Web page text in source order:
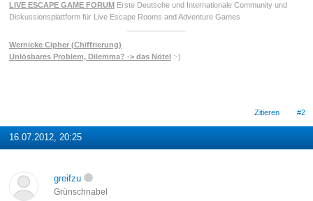
LIVE ESCAPE GAME FORUM Erste Deutsche und Internationale Community und
Diskussionsplattform für Live Escape Rooms and Adventure Games
Wernicke Cipher (Chiffrierung)
Unlösbares Problem, Dilemma? -> das Nötel :-)
Zitieren #2
16.07.2012, 20:25
greifzu
Grünschnabel